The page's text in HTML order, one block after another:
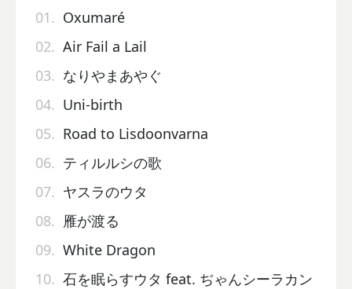
01. Oxumaré
02. Air Fail a Lail
03. なりやまあやぐ
04. Uni-birth
05. Road to Lisdoonvarna
06. ティルルシの歌
07. ヤスラのウタ
08. 雁が渡る
09. White Dragon
10. 石を眠らすウタ feat. ぢゃんシーラカン